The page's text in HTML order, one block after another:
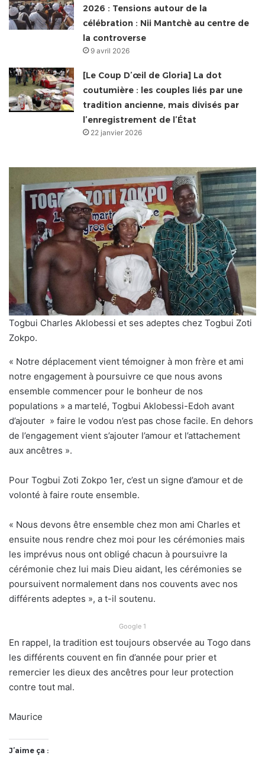
2026 : Tensions autour de la
célébration : Nii Mantchè au centre de
la controverse
9 avril 2026
[Le Coup D’œil de Gloria] La dot
coutumière : les couples liés par une
tradition ancienne, mais divisés par
l’enregistrement de l’État
22 janvier 2026
Togbui Charles Aklobessi et ses adeptes chez Togbui Zoti
Zokpo.
« Notre déplacement vient témoigner à mon frère et ami
notre engagement à poursuivre ce que nous avons
ensemble commencer pour le bonheur de nos
populations » a martelé, Togbui Aklobessi-Edoh avant
d’ajouter » faire le vodou n’est pas chose facile. En dehors
de l’engagement vient s’ajouter l’amour et l’attachement
aux ancêtres ».
Pour Togbui Zoti Zokpo 1er, c’est un signe d’amour et de
volonté à faire route ensemble.
« Nous devons être ensemble chez mon ami Charles et
ensuite nous rendre chez moi pour les cérémonies mais
les imprévus nous ont obligé chacun à poursuivre la
cérémonie chez lui mais Dieu aidant, les cérémonies se
poursuivent normalement dans nos couvents avec nos
différents adeptes », a t-il soutenu.
Google 1
En rappel, la tradition est toujours observée au Togo dans
les différents couvent en fin d’année pour prier et
remercier les dieux des ancêtres pour leur protection
contre tout mal.
Maurice
J’aime ça :